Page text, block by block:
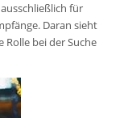
für
Daran sieht
Rolle bei der Suche